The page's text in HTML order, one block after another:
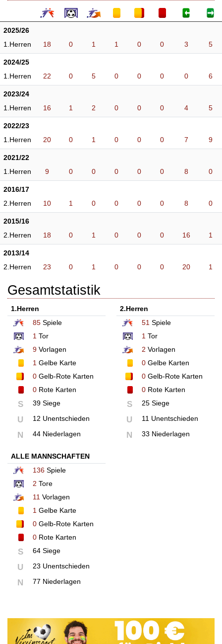
2025/26
1.Herren
18 0 1 1 0 0 3 5
2024/25
1.Herren
22 0 5 0 0 0 0 6
2023/24
1.Herren
16 1 2 0 0 0 4 5
2022/23
1.Herren
20 0 1 0 0 0 7 9
2021/22
1.Herren
9 0 0 0 0 0 8 0
2016/17
2.Herren
10 1 0 0 0 0 8 0
2015/16
2.Herren
18 0 1 0 0 0 16 1
2013/14
2.Herren
23 0 1 0 0 0 20 1
Gesamtstatistik
1.Herren
85 Spiele
1 Tor
9 Vorlagen
1 Gelbe Karte
0 Gelb-Rote Karten
0 Rote Karten
S 39 Siege
U 12 Unentschieden
N 44 Niederlagen
2.Herren
51 Spiele
1 Tor
2 Vorlagen
0Gelbe Karten
0Gelb-Rote Karten
0Rote Karten
S 25 Siege
U 11 Unentschieden
N 33 Niederlagen
ALLE MANNSCHAFTEN
136 Spiele
2 Tore
11 Vorlagen
1 Gelbe Karte
0 Gelb-Rote Karten
0 Rote Karten
S 64 Siege
U 23 Unentschieden
N 77 Niederlagen